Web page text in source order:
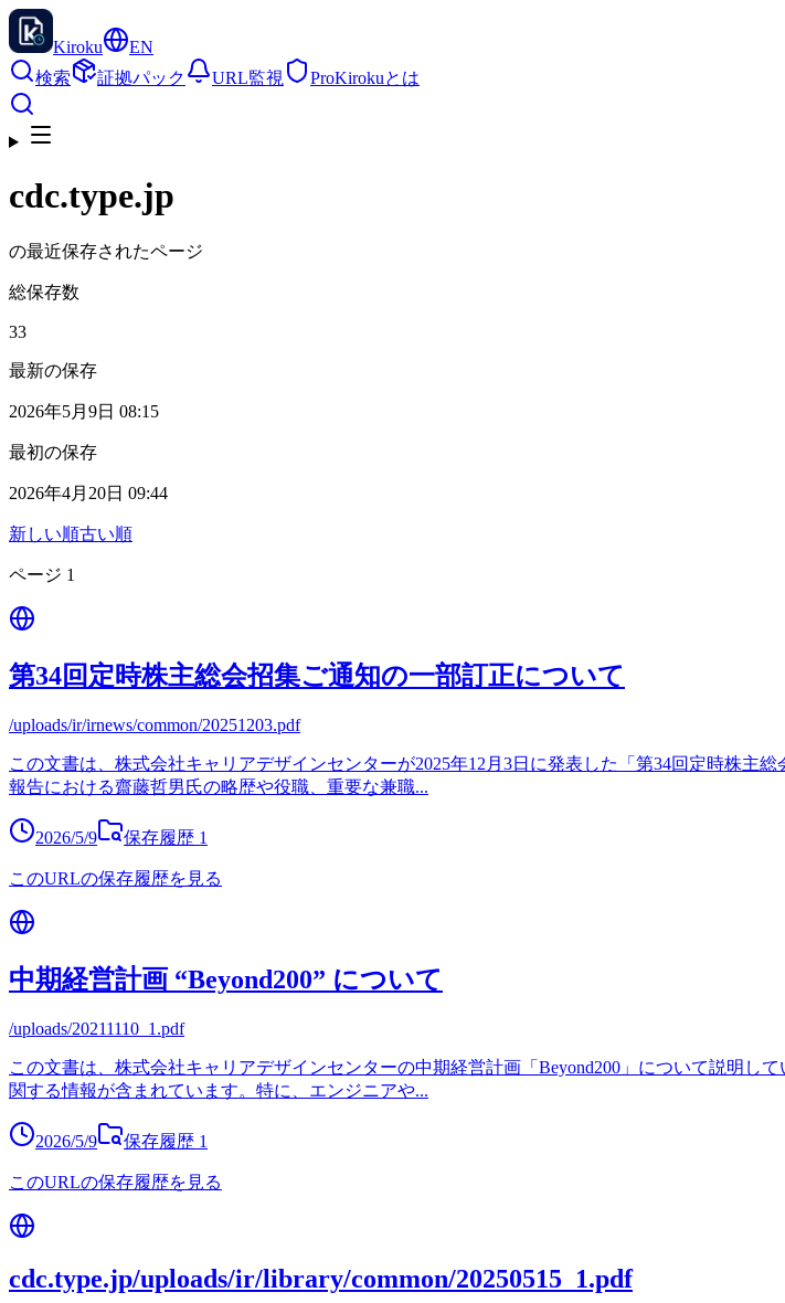
Kiroku
EN
検索
証拠パック URL監視 ProKirokuとは
cdc.type.jp
の最近保存されたページ
総保存数
33
最新の保存
2026年5月9日 08:15
最初の保存
2026年4月20日 09:44
新しい順古い順
ページ 1
第34回定時株主総会招集ご通知の一部訂正について
/uploads/ir/irnews/common/20251203.pdf
この文書は、株式会社キャリアデザインセンターが2025年12月3日に発表した「第34回定時株主
報告における齋藤哲男氏の略歴や役職、重要な兼職...
2026/5/9 保存履歴 1
このURLの保存履歴を見る
中期経営計画 “Beyond200” について
/uploads/20211110_1.pdf
この文書は、株式会社キャリアデザインセンターの中期経営計画「Beyond200」について説明
関する情報が含まれています。特に、エンジニアや...
2026/5/9 保存履歴 1
このURLの保存履歴を見る
cdc.type.jp/uploads/ir/library/common/20250515_1.pdf